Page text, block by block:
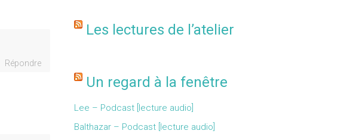
Répondre
Les lectures de l’atelier
Un regard à la fenêtre
Lee – Podcast [lecture audio]
Balthazar – Podcast [lecture audio]